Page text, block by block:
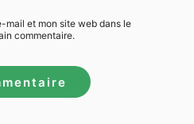
mail et mon site web dans le
commentaire.